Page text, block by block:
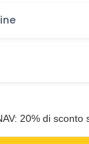
20% di sconto